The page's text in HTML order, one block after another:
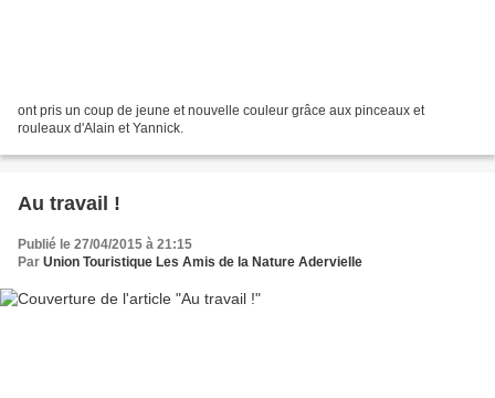
ont pris un coup de jeune et nouvelle couleur grâce aux pinceaux et
rouleaux d'Alain et Yannick.
Au travail !
Publié le 27/04/2015 à 21:15
Par Union Touristique Les Amis de la Nature Adervielle